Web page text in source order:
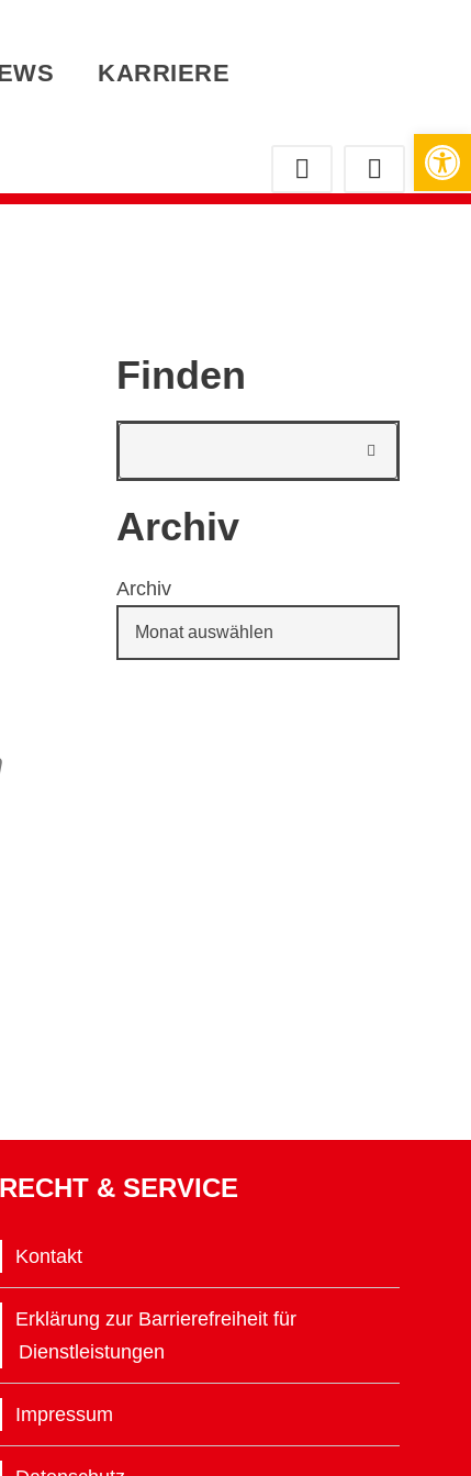
KARRIERE
Outlook Live
Finden
Archiv
Archiv
RECHT & SERVICE
Kontakt
Erklärung zur Barrierefreiheit für
Dienstleistungen
Impressum
Werkzeugleiste öffnen